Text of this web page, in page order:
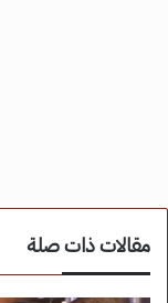
مقالات ذات صلة